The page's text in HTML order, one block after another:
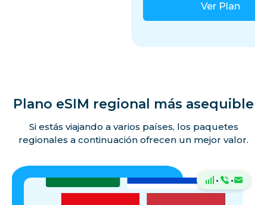
Ver Plan
Plano eSIM regional más asequible
Si estás viajando a varios países, los paquetes
regionales a continuación ofrecen un mejor valor.
· ·